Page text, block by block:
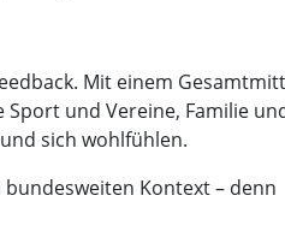
Mit einem
und Vereine, Familie
sich wohlfühlen.
Kontext – denn